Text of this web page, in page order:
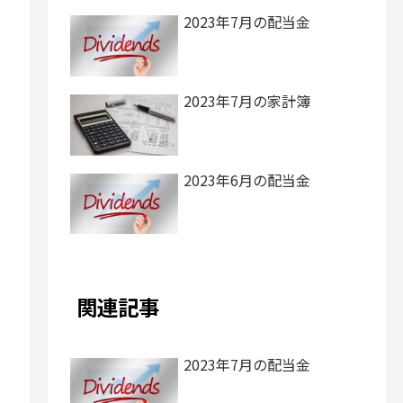
2023年7月の配当金
2023年7月の家計簿
2023年6月の配当金
関連記事
2023年7月の配当金